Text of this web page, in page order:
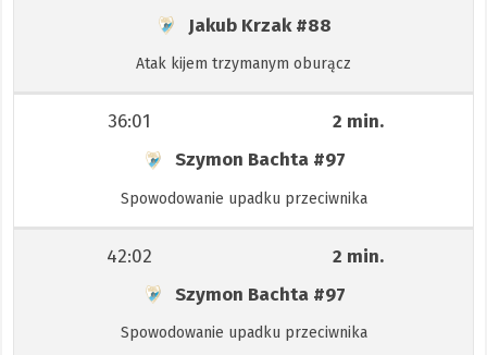
Jakub Krzak#88
Atak kijem trzymanym oburącz
36:01
2 min.
Szymon Bachta #97
Spowodowanie upadku przeciwnika
42:02
2 min.
Szymon Bachta #97
Spowodowanie upadku przeciwnika